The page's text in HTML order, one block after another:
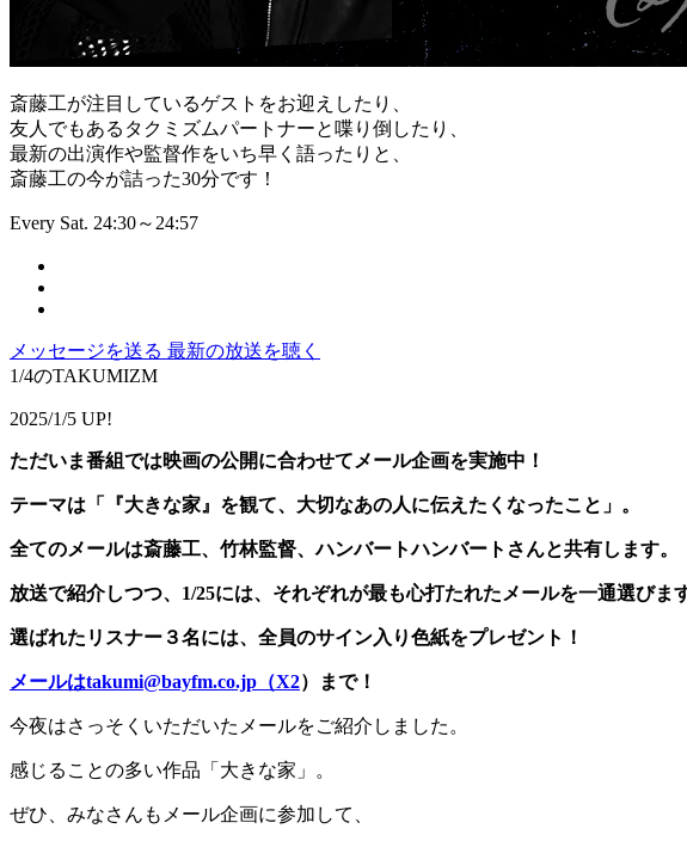
斎藤工が注目しているゲストをお迎えしたり、
友人でもあるタクミズムパートナーと喋り倒したり、
最新の出演作や監督作をいち早く語ったりと、
斎藤工の今が詰った30分です！
Every Sat. 24:30～24:57
メッセージを送る 最新の放送を聴く
1/4のTAKUMIZM
2025/1/5 UP!
ただいま番組では映画の公開に合わせてメール企画を実施中！
テーマは「『大きな家』を観て、大切なあの人に伝えたくなったこと」。
全てのメールは斎藤工、竹林監督、ハンバートハンバートさんと共有します。
放送で紹介しつつ、1/25には、それぞれが最も心打たれたメールを一通選びます
選ばれたリスナー３名には、全員のサイン入り色紙をプレゼント！
メールはtakumi@bayfm.co.jp（X2）まで！
今夜はさっそくいただいたメールをご紹介しました。
感じることの多い作品「大きな家」。
ぜひ、みなさんもメール企画に参加して、